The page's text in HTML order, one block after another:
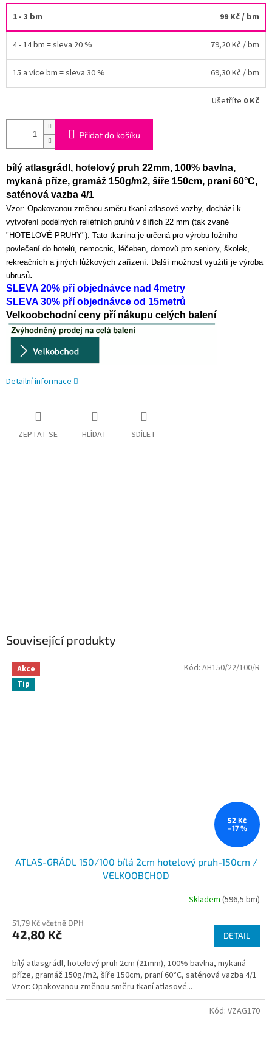
1 - 3 bm 99 Kč/ bm
4 - 14 bm = sleva 20 % 79,20 Kč / bm
15 a více bm = sleva 30 % 69,30 Kč / bm
Ušetříte 0 Kč
Přidat do košíku
bílý atlasgrádl, hotelový pruh 22mm, 100% bavlna,
mykaná příze, gramáž 150g/m2, šíře 150cm, praní 60°C,
saténová vazba 4/1
Vzor: Opakovanou změnou směru tkaní atlasové vazby, dochází k
vytvoření podélných reliéfních pruhů v šířích 22 mm (tak zvané
"HOTELOVÉ PRUHY"). Tato tkanina je určená pro výrobu ložního
povlečení do hotelů, nemocnic, léčeben, domovů pro seniory, školek,
rekreačních a jiných lůžkových zařízení. Další možnost využití je výroba
ubrusů.
SLEVA 20% pří objednávce nad 4metry
SLEVA 30% pří objednávce od 15metrů
Velkoobchodní ceny pří nákupu celých balení
Detailní informace
ZEPTAT SE HLÍDAT SDÍLET
Související produkty
Akce
Tip
52 Kč
–17 %
ATLAS-GRÁDL 150/100 bílá 2cm hotelový pruh-150cm /
VELKOOBCHOD
Skladem (596,5 bm)
51,79 Kč včetně DPH
42,80 Kč DETAIL
bílý atlasgrádl, hotelový pruh 2cm (21mm), 100% bavlna, mykaná
příze, gramáž 150g/m2, šíře 150cm, praní 60°C, saténová vazba 4/1
Vzor: Opakovanou změnou směru tkaní atlasové...
Kód: AH150/22/100/R
Kód: VZAG170